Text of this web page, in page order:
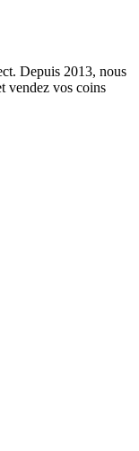
Depuis 2013, nous
vendez vos coins